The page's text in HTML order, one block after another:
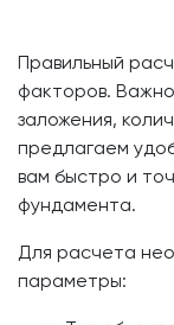
Правильный
факторов. Важно
заложения,
предлагаем
вам быстро и
фундамента.
Для расчета
параметры: